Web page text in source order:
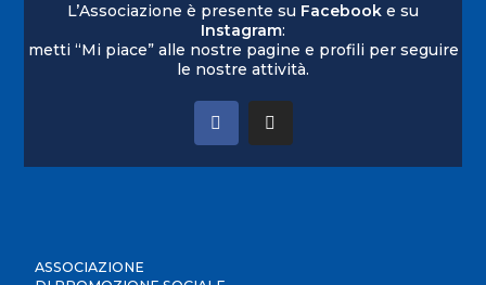
L’Associazione è presente su Facebook e su
Instagram:
metti “Mi piace” alle nostre pagine e profili per seguire
le nostre attività.
ASSOCIAZIONE